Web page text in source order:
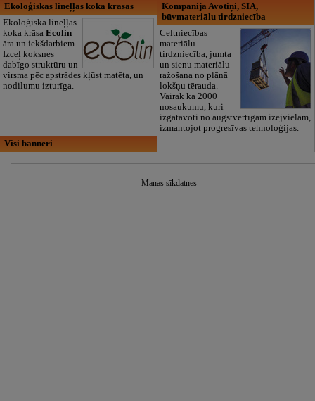
Ekoloģiskas lineļļas koka krāsas
Ekoloģiska lineļļas
koka krāsa Ecolin
āra un iekšdarbiem.
Izceļ koksnes
dabīgo struktūru un
virsma pēc apstrādes kļūst matēta, un
nodilumu izturīga.
Kompānija Avotiņi, SIA,
būvmateriālu tirdzniecība
Celtniecības
materiālu
tirdzniecība, jumta
un sienu materiālu
ražošana no plānā
lokšņu tērauda.
Vairāk kā 2000
nosaukumu, kuri
izgatavoti no augstvērtīgām izejvielām,
izmantojot progresīvas tehnoloģijas.
Visi banneri
Manas sīkdatnes